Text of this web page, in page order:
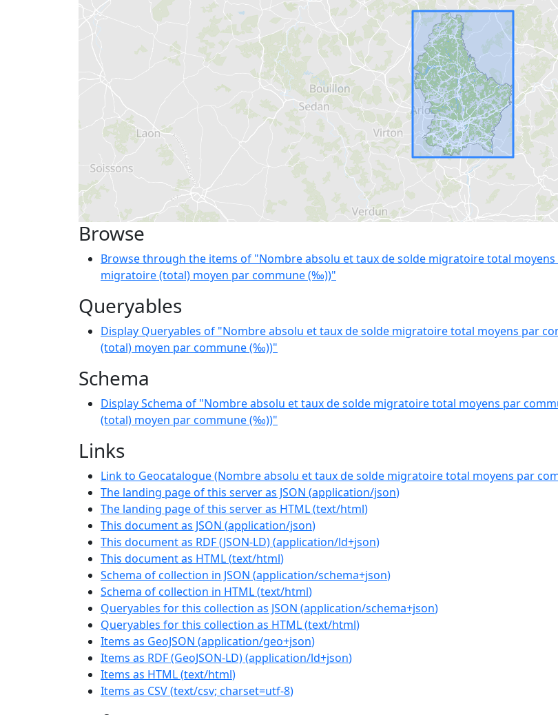
Browse
Browse through the items of "Nombre absolu et taux de solde migratoire total moyens
migratoire (total) moyen par commune (‰))"
Queryables
Display Queryables of "Nombre absolu et taux de solde migratoire total moyens par
(total) moyen par commune (‰))"
Schema
Display Schema of "Nombre absolu et taux de solde migratoire total moyens par
(total) moyen par commune (‰))"
Links
Link to Geocatalogue (Nombre absolu et taux de solde migratoire total moyens par
The landing page of this server as JSON (application/json)
The landing page of this server as HTML(text/html)
This document as JSON (application/json)
This document as RDF (JSON-LD)(application/ld+json)
This document as HTML(text/html)
Schema of collection in JSON (application/schema+json)
Schema of collection in HTML(text/html)
Queryables for this collection as JSON (application/schema+json)
Queryables for this collection as HTML(text/html)
Items as GeoJSON (application/geo+json)
Items as RDF (GeoJSON-LD)(application/ld+json)
Items as HTML(text/html)
Items as CSV(text/csv; charset=utf-8)